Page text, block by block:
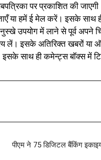
पर प्रकाशित की
या हमें ई मेल करें। इसके साथ
उपयोग में लाने से पूर्व अपने
लें। इसके अतिरिक्त खबरों
साथ ही कमेन्ट्स बॉक्स में
पीएम ने 75 डिजिटल बैंकिंग